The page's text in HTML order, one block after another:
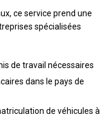
ce service prend une
spécialisées
de travail nécessaires
dans le pays de
de véhicules à